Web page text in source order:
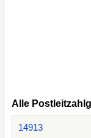
Alle
14913